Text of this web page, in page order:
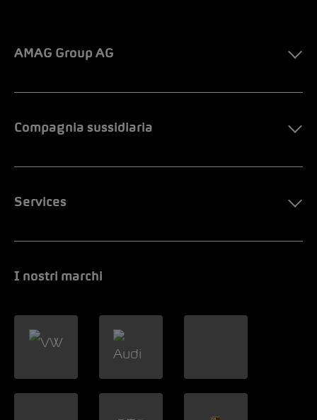
AMAG Group AG
Compagnia sussidiaria
Services
I nostri marchi